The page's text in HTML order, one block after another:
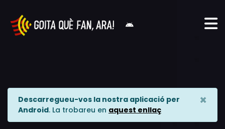
Descarregueu-vos la nostra aplicació per
Android. La trobareu en aquest enllaç
×